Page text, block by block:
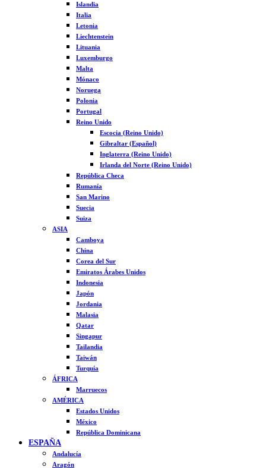
Islandia
Italia
Letonia
Liechtenstein
Lituania
Luxemburgo
Malta
Mónaco
Noruega
Polonia
Portugal
Reino Unido
Escocia (Reino Unido)
Gibraltar (Español)
Inglaterra (Reino Unido)
Irlanda del Norte (Reino Unido)
República Checa
Rumanía
San Marino
Suecia
Suiza
ASIA
Camboya
China
Corea del Sur
Emiratos Árabes Unidos
Indonesia
Japón
Jordania
Malasia
Qatar
Singapur
Tailandia
Taiwán
Turquía
ÁFRICA
Marruecos
AMÉRICA
Estados Unidos
México
República Dominicana
ESPAÑA
Andalucía
Aragón